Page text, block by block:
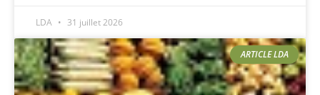
LDA 31 juillet 2026
ARTICLE LDA